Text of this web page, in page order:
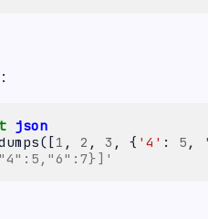
json
([1 , 2 , 3 , { '4' : 5 ,